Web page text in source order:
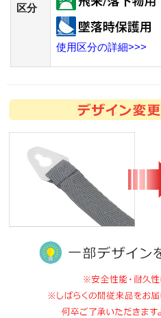
区分
使用区分の詳細>>>